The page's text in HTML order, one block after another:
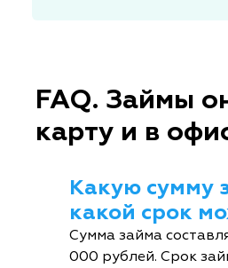
FAQ. Займы
карту и в
Какую сумму
какой срок
Сумма займа
000 рублей. Срок